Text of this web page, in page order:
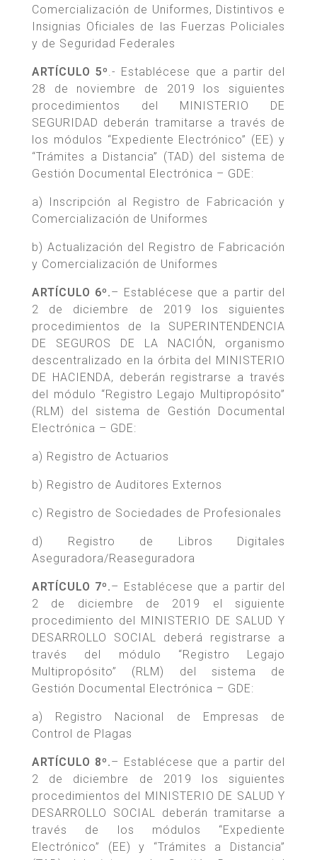
Comercialización de Uniformes, Distintivos e
Insignias Oficiales de las Fuerzas Policiales
y de Seguridad Federales
ARTÍCULO 5º .- Establécese que a partir del
28 de noviembre de 2019 los siguientes
procedimientos del MINISTERIO DE
SEGURIDAD deberán tramitarse a través de
los módulos “Expediente Electrónico” (EE) y
“Trámites a Distancia” (TAD) del sistema de
Gestión Documental Electrónica – GDE:
a) Inscripción al Registro de Fabricación y
Comercialización de Uniformes
b) Actualización del Registro de Fabricación
y Comercialización de Uniformes
ARTÍCULO 6º.– Establécese que a partir del
2 de diciembre de 2019 los siguientes
procedimientos de la SUPERINTENDENCIA
DE SEGUROS DE LA NACIÓN, organismo
descentralizado en la órbita del MINISTERIO
DE HACIENDA, deberán registrarse a través
del módulo “Registro Legajo Multipropósito”
(RLM) del sistema de Gestión Documental
Electrónica – GDE:
a) Registro de Actuarios
b) Registro de Auditores Externos
c) Registro de Sociedades de Profesionales
d) Registro de Libros Digitales
Aseguradora/Reaseguradora
ARTÍCULO 7º.– Establécese que a partir del
2 de diciembre de 2019 el siguiente
procedimiento del MINISTERIO DE SALUD Y
DESARROLLO SOCIAL deberá registrarse a
través del módulo “Registro Legajo
Multipropósito” (RLM) del sistema de
Gestión Documental Electrónica – GDE:
a) Registro Nacional de Empresas de
Control de Plagas
ARTÍCULO 8º.– Establécese que a partir del
2 de diciembre de 2019 los siguientes
procedimientos del MINISTERIO DE SALUD Y
DESARROLLO SOCIAL deberán tramitarse a
través de los módulos “Expediente
Electrónico” (EE) y “Trámites a Distancia”